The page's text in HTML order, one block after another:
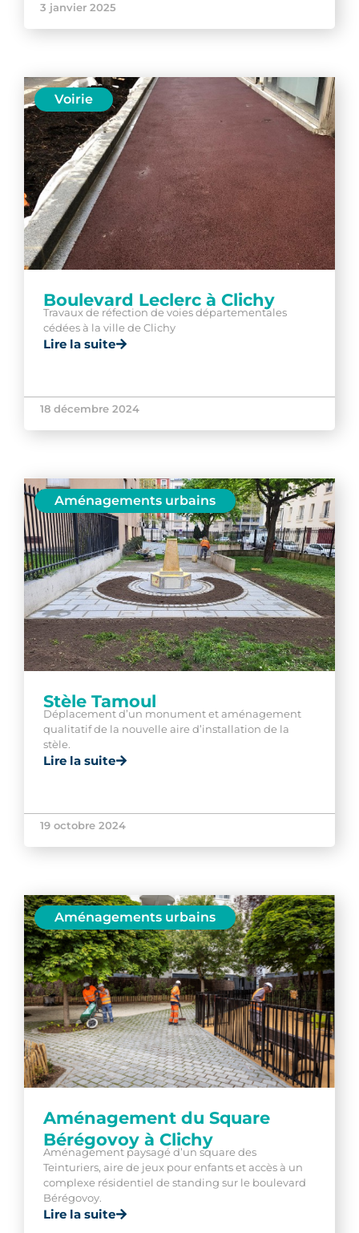
3 janvier 2025
Voirie
Boulevard Leclerc à Clichy
Travaux de réfection de voies départementales
cédées à la ville de Clichy
Lire la suite
18 décembre 2024
Aménagements urbains
Stèle Tamoul
Déplacement d’un monument et aménagement
qualitatif de la nouvelle aire d’installation de la
stèle.
Lire la suite
19 octobre 2024
Aménagements urbains
Aménagement du Square
Bérégovoy à Clichy
Aménagement paysagé d’un square des
Teinturiers, aire de jeux pour enfants et accès à un
complexe résidentiel de standing sur le boulevard
Bérégovoy.
Lire la suite